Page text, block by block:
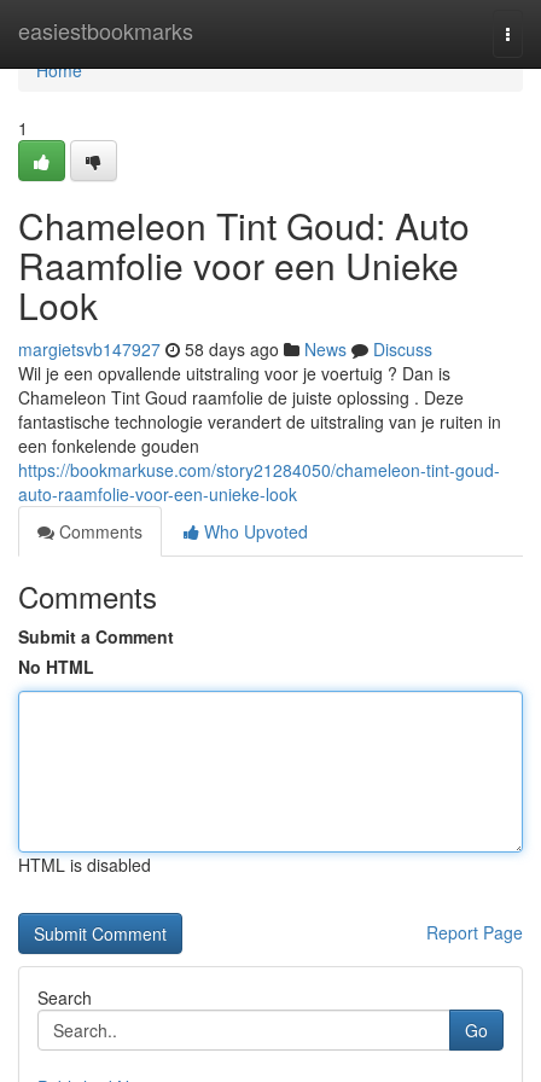
easiestbookmarks
Home
Home
1
Chameleon Tint Goud: Auto
Raamfolie voor een Unieke
Look
margietsvb147927 58 days ago News
Discuss
Wil je een opvallende uitstraling voor je voertuig ? Dan is
Chameleon Tint Goud raamfolie de juiste oplossing . Deze
fantastische technologie verandert de uitstraling van je ruiten in
een fonkelende gouden
https://bookmarkuse.com/story21284050/chameleon-tint-goud-
auto-raamfolie-voor-een-unieke-look
Comments
Who Upvoted
Comments
Submit a Comment
No HTML
HTML is disabled
Report Page
Search
Go